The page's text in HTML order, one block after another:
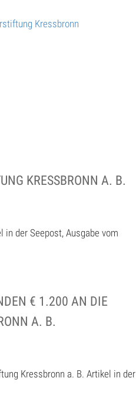
KRESSBRONN A. B.
der Seepost, Ausgabe vom
€ 1.200 AN DIE
A. B.
Kressbronn a. B. Artikel in der